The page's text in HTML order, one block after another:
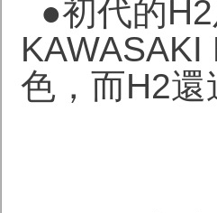
●初代的
色，而H2